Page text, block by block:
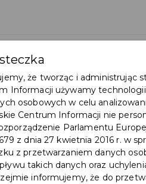
Partnerzy
że tworząc i administrując
Informacji używamy technologii
osobowych w celu
Centrum Informacji nie
Parlamentu
z dnia 27 kwietnia 2016 r. w
z przetwarzaniem danych
takich danych oraz
informujemy, że do